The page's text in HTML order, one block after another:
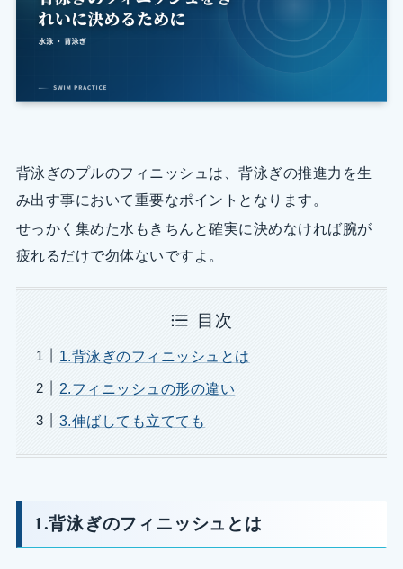
背泳ぎのプルのフィニッシュは、背泳ぎの推進力を生
み出す事において重要なポイントとなります。
せっかく集めた水もきちんと確実に決めなければ腕が
疲れるだけで勿体ないですよ。
目次
1.背泳ぎのフィニッシュとは
2.フィニッシュの形の違い
3.伸ばしても立てても
1.背泳ぎのフィニッシュとは